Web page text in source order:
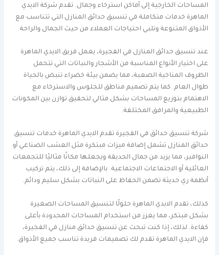
المساحات الخارجية إلى أماكن استرخاء وجمال. تقدم شركة الايدي
الماهرة خدمات متكاملة في تنسيق حدائق المنازل التي تتناسب مع
الأذواق المتنوعة وتلبي احتياجات العملاء من حيث الجمال والراحة.
عند تنسيق حدائق المنازل في الفجيرة، يعمل فريق الايدي الماهرة
على اختيار الأنواع المناسبة من الأشجار والنباتات التي تتحمل
الظروف المناخية الصعبة، مما يضمن بيئة خضراء تنبض بالحياة
طوال العام. كما يتم تصميم مناطق للجلوس والاسترخاء مع
الاهتمام بتوزيع المساحات بشكل مثالي لتحقيق توازن بين المكونات
الطبيعية والمرافق المختلفة.
شركة تنسيق حدائق في الفجيرة تقدم الايدي الماهرة خدمات تنسيق
حدائق المنازل تشمل إضافة ميزات مبتكرة مثل العشب الصناعي أو
النوافير، مما يزيد من جمال الحديقة ويجعلها مكانًا مثاليًا للتجمعات
العائلية أو الاجتماعات الاجتماعية. بالإضافة إلى ذلك، يتم تركيب
أنظمة ري حديثة تضمن الحفاظ على النباتات بشكل سليم ودائم.
كذلك، تقدم الايدي الماهرة حلولًا لتنسيق المساحات الصغيرة
بشكل مبتكر، مما يعزز من استخدام المساحات المحدودة بأعلى
كفاءة. لذلك، إذا كنت تبحث عن تنسيق حدائق منازل في الفجيرة،
فإن الايدي الماهرة تقدم لك تصميمات فريدة تناسب جميع الأذواق.